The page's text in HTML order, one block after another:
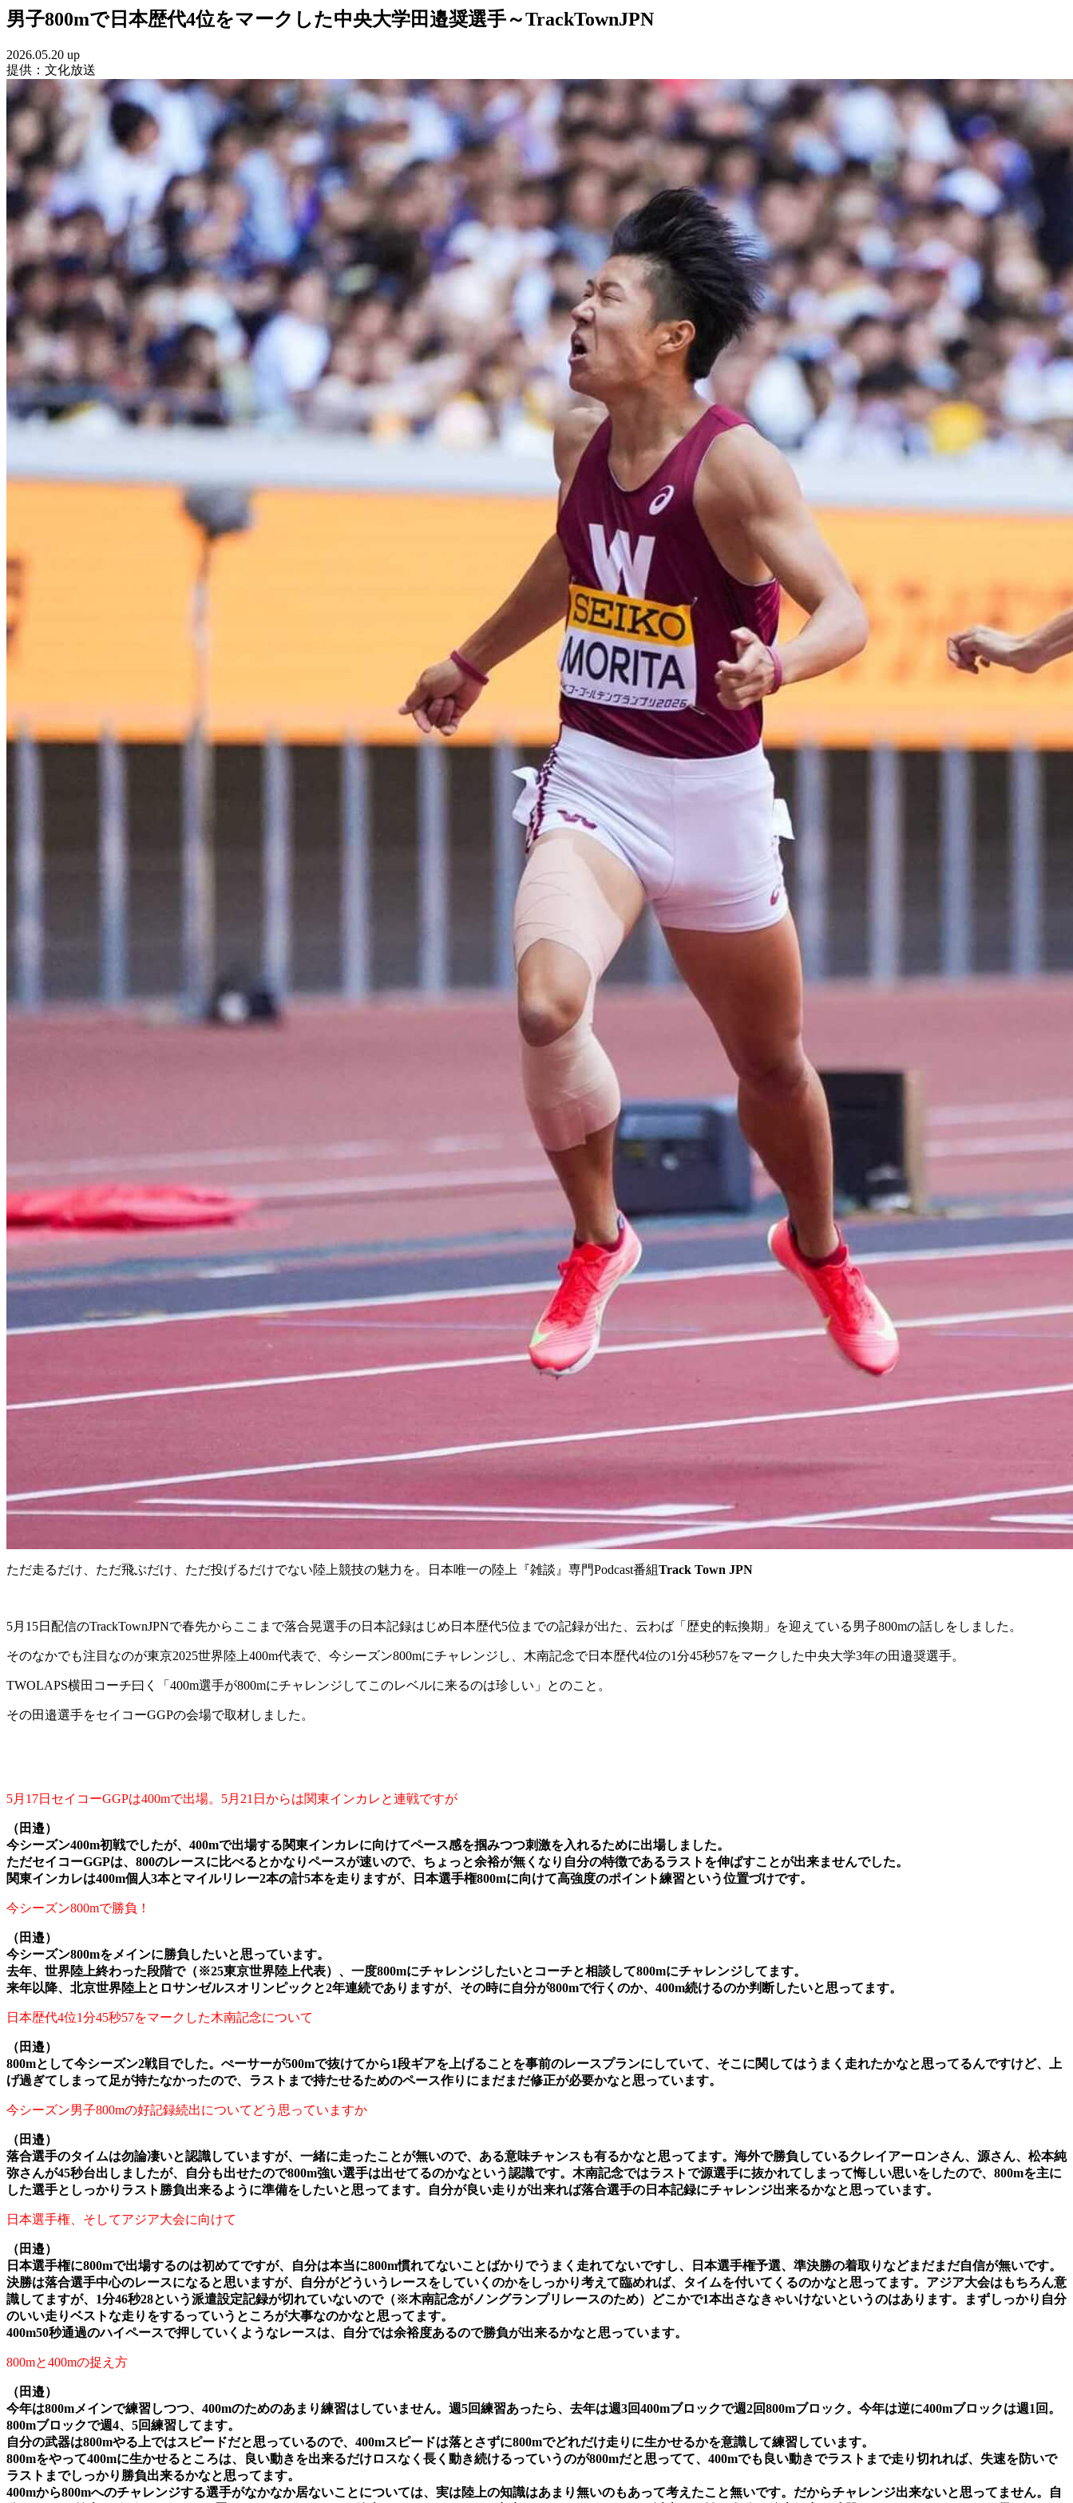
男子800mで日本歴代4位をマークした中央大学田邉奨選手～TrackTownJPN
2026.05.20 up
提供：文化放送
ただ走るだけ、ただ飛ぶだけ、ただ投げるだけでない陸上競技の魅力を。日本唯一の陸上『雑談』専門Podcast番組Track Town JPN
5月15日配信のTrackTownJPNで春先からここまで落合晃選手の日本記録はじめ日本歴代5位までの記録が出た、云わば「歴史的転換期」を迎えている男子800mの話しをしました。
そのなかでも注目なのが東京2025世界陸上400m代表で、今シーズン800mにチャレンジし、木南記念で日本歴代4位の1分45秒57をマークした中央大学3年の田邉奨選手。
TWOLAPS横田コーチ曰く「400m選手が800mにチャレンジしてこのレベルに来るのは珍しい」とのこと。
その田邉選手をセイコーGGPの会場で取材しました。
5月17日セイコーGGPは400mで出場。5月21日からは関東インカレと連戦ですが
（田邉）
今シーズン400m初戦でしたが、400mで出場する関東インカレに向けてペース感を掴みつつ刺激を入れるために出場しました。
ただセイコーGGPは、800のレースに比べるとかなりペースが速いので、ちょっと余裕が無くなり自分の特徴であるラストを伸ばすことが出来ませんでした。
関東インカレは400m個人3本とマイルリレー2本の計5本を走りますが、日本選手権800mに向けて高強度のポイント練習という位置づけです。
今シーズン800mで勝負！
（田邉）
今シーズン800mをメインに勝負したいと思っています。
去年、世界陸上終わった段階で（※25東京世界陸上代表）、一度800mにチャレンジしたいとコーチと相談して800mにチャレンジしてます。
来年以降、北京世界陸上とロサンゼルスオリンピックと2年連続でありますが、その時に自分が800mで行くのか、400m続けるのか判断したいと思ってます。
日本歴代4位1分45秒57をマークした木南記念について
（田邉）
800mとして今シーズン2戦目でした。ぺーサーが500mで抜けてから1段ギアを上げることを事前のレースプランにしていて、そこに関してはうまく走れたかなと思ってるんですけど、上
げ過ぎてしまって足が持たなかったので、ラストまで持たせるためのペース作りにまだまだ修正が必要かなと思っています。
今シーズン男子800mの好記録続出についてどう思っていますか
（田邉）
落合選手のタイムは勿論凄いと認識していますが、一緒に走ったことが無いので、ある意味チャンスも有るかなと思ってます。海外で勝負しているクレイアーロンさん、源さん、松本純
弥さんが45秒台出しましたが、自分も出せたので800m強い選手は出せてるのかなという認識です。木南記念ではラストで源選手に抜かれてしまって悔しい思いをしたので、800mを主に
した選手としっかりラスト勝負出来るように準備をしたいと思ってます。自分が良い走りが出来れば落合選手の日本記録にチャレンジ出来るかなと思っています。
日本選手権、そしてアジア大会に向けて
（田邉）
日本選手権に800mで出場するのは初めてですが、自分は本当に800m慣れてないことばかりでうまく走れてないですし、日本選手権予選、準決勝の着取りなどまだまだ自信が無いです。
決勝は落合選手中心のレースになると思いますが、自分がどういうレースをしていくのかをしっかり考えて臨めれば、タイムを付いてくるのかなと思ってます。アジア大会はもちろん意
識してますが、1分46秒28という派遣設定記録が切れていないので（※木南記念がノングランプリレースのため）どこかで1本出さなきゃいけないというのはあります。まずしっかり自分
のいい走りベストな走りをするっていうところが大事なのかなと思ってます。
400m50秒通過のハイペースで押していくようなレースは、自分では余裕度あるので勝負が出来るかなと思っています。
800mと400mの捉え方
（田邉）
今年は800mメインで練習しつつ、400mのためのあまり練習はしていません。週5回練習あったら、去年は週3回400mブロックで週2回800mブロック。今年は逆に400mブロックは週1回。
800mブロックで週4、5回練習してます。
自分の武器は800mやる上ではスピードだと思っているので、400mスピードは落とさずに800mでどれだけ走りに生かせるかを意識して練習しています。
800mをやって400mに生かせるところは、良い動きを出来るだけロスなく長く動き続けるっていうのが800mだと思ってて、400mでも良い動きでラストまで走り切れれば、失速を防いで
ラストまでしっかり勝負出来るかなと思ってます。
400mから800mへのチャレンジする選手がなかなか居ないことについては、実は陸上の知識はあまり無いのもあって考えたこと無いです。だからチャレンジ出来ないと思ってません。自